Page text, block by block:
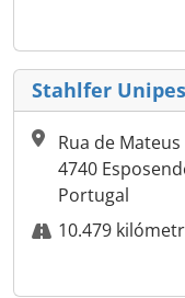
Stahlfer
Rua de
4740
Portugal
10.479